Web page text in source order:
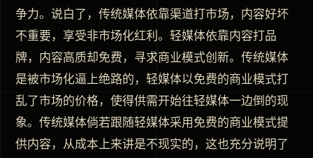
争力。说白了，传统媒体依靠渠道打市场，内容好坏
不重要，享受非市场化红利。轻媒体依靠内容打品
牌，内容高质却免费，寻求商业模式创新。传统媒体
是被市场化逼上绝路的，轻媒体以免费的商业模式打
乱了市场的价格，使得供需开始往轻媒体一边倒的现
象。传统媒体倘若跟随轻媒体采用免费的商业模式提
供内容，从成本上来讲是不现实的，这也充分说明了